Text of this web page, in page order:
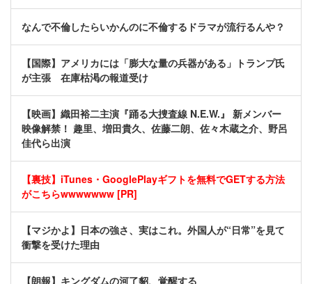
なんで不倫したらいかんのに不倫するドラマが流行るんや？
【国際】アメリカには「膨大な量の兵器がある」トランプ氏
が主張 在庫枯渇の報道受け
【映画】織田裕二主演『踊る大捜査線 N.E.W.』 新メンバー
映像解禁！ 趣里、増田貴久、佐藤二朗、佐々木蔵之介、野呂
佳代ら出演
【裏技】iTunes・GooglePlayギフトを無料でGETする方法
がこちらwwwwwww [PR]
【マジかよ】日本の強さ、実はこれ。外国人が“日常”を見て
衝撃を受けた理由
【朗報】キングダムの河了貂、覚醒する